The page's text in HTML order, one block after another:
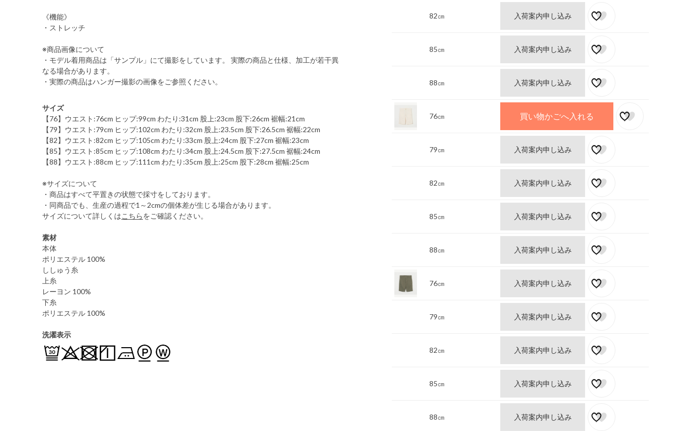
《機能》
・ストレッチ
※商品画像について
・モデル着用商品は「サンプル」にて撮影をしています。 実際の商品と仕様、加工が若干異
なる場合があります。
・実際の商品はハンガー撮影の画像をご参照ください。
サイズ
【76】ウエスト:76cm ヒップ:99cm わたり:31cm 股上:23cm 股下:26cm 裾幅:21cm
【79】ウエスト:79cm ヒップ:102cm わたり:32cm 股上:23.5cm 股下:26.5cm 裾幅:22cm
【82】ウエスト:82cm ヒップ:105cm わたり:33cm 股上:24cm 股下:27cm 裾幅:23cm
【85】ウエスト:85cm ヒップ:108cm わたり:34cm 股上:24.5cm 股下:27.5cm 裾幅:24cm
【88】ウエスト:88cm ヒップ:111cm わたり:35cm 股上:25cm 股下:28cm 裾幅:25cm
※サイズについて
・商品はすべて平置きの状態で採寸をしております。
・同商品でも、生産の過程で1～2cmの個体差が生じる場合があります。
サイズについて詳しくはこちらをご確認ください。
素材
本体
ポリエステル 100%
ししゅう糸
上糸
レーヨン 100%
下糸
ポリエステル 100%
洗濯表示
82㎝ 入荷案内申し込み
85㎝ 入荷案内申し込み
88㎝ 入荷案内申し込み
76㎝ 買い物かごへ入れる
79㎝ 入荷案内申し込み
82㎝ 入荷案内申し込み
85㎝ 入荷案内申し込み
88㎝ 入荷案内申し込み
76㎝ 入荷案内申し込み
79㎝ 入荷案内申し込み
82㎝ 入荷案内申し込み
85㎝ 入荷案内申し込み
88㎝ 入荷案内申し込み